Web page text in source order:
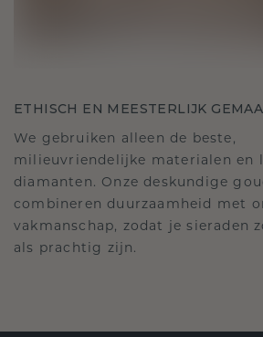
ETHISCH EN MEESTERLIJK
We gebruiken alleen de beste,
milieuvriendelijke materialen en
diamanten. Onze deskundige
combineren duurzaamheid met
vakmanschap, zodat je sieraden
als prachtig zijn.